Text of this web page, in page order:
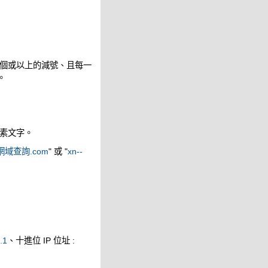
或以上的減號、且每一
文字。
域查詢.com" 或 "xn--
、十進位 IP 位址 :